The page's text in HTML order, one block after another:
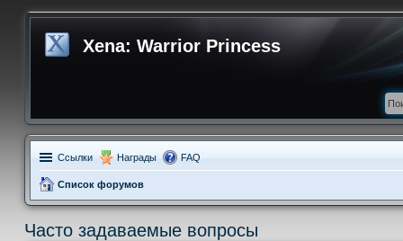
Xena: Warrior Princess
Ссылки Награды FAQ
Список форумов
Часто задаваемые вопросы